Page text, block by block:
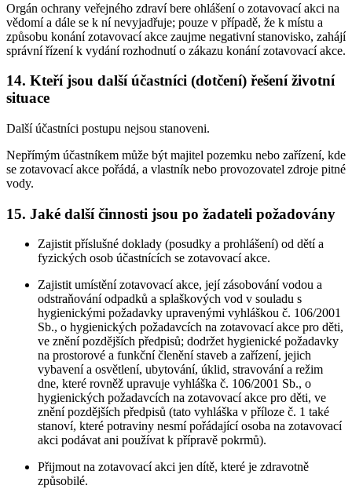
Orgán ochrany veřejného zdraví bere ohlášení o zotavovací akci na
vědomí a dále se k ní nevyjadřuje; pouze v případě, že k místu a
způsobu konání zotavovací akce zaujme negativní stanovisko, zahájí
správní řízení k vydání rozhodnutí o zákazu konání zotavovací akce.
14. Kteří jsou další účastníci (dotčení) řešení životní
situace
Další účastníci postupu nejsou stanoveni.
Nepřímým účastníkem může být majitel pozemku nebo zařízení, kde
se zotavovací akce pořádá, a vlastník nebo provozovatel zdroje pitné
vody.
15. Jaké další činnosti jsou po žadateli požadovány
Zajistit příslušné doklady (posudky a prohlášení) od dětí a
fyzických osob účastnících se zotavovací akce.
Zajistit umístění zotavovací akce, její zásobování vodou a
odstraňování odpadků a splaškových vod v souladu s
hygienickými požadavky upravenými vyhláškou č. 106/2001
Sb., o hygienických požadavcích na zotavovací akce pro děti,
ve znění pozdějších předpisů; dodržet hygienické požadavky
na prostorové a funkční členění staveb a zařízení, jejich
vybavení a osvětlení, ubytování, úklid, stravování a režim
dne, které rovněž upravuje vyhláška č. 106/2001 Sb., o
hygienických požadavcích na zotavovací akce pro děti, ve
znění pozdějších předpisů (tato vyhláška v příloze č. 1 také
stanoví, které potraviny nesmí pořádající osoba na zotavovací
akci podávat ani používat k přípravě pokrmů).
Přijmout na zotavovací akci jen dítě, které je zdravotně
způsobilé.